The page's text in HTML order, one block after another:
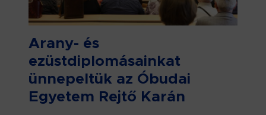
Arany- és
ezüstdiplomásainkat
ünnepeltük az Óbudai
Egyetem Rejtő Karán